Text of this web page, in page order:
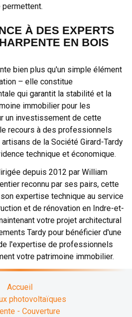
À DES EXPERTS
EN BOIS
bien plus qu'un simple élément
– elle constitue
qui garantit la stabilité et la
immobilier pour les
un investissement de cette
recours à des professionnels
de la Société Girard-Tardy
technique et économique.
depuis 2012 par William
reconnu par ses pairs, cette
expertise technique au service
et de rénovation en Indre-et-
votre projet architectural
Tardy pour bénéficier d'une
l'expertise de professionnels
votre patrimoine immobilier.
Accueil
photovoltaïques
- Couverture